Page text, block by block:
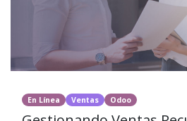
En Línea Ventas Odoo